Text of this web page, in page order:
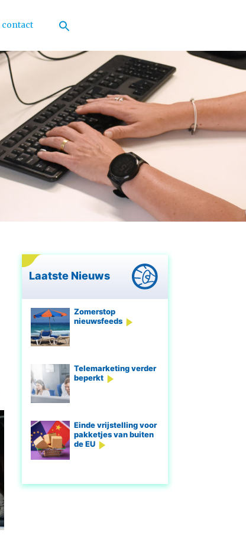
contact
Laatste Nieuws
Zomerstop
nieuwsfeeds
Telemarketing verder
beperkt
Einde vrijstelling voor
pakketjes van buiten
de EU